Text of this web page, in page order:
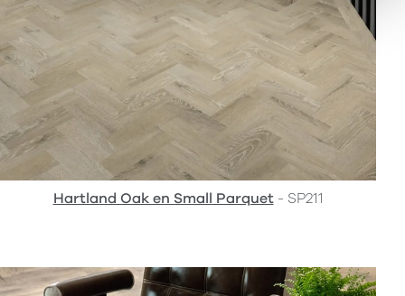
Hartland Oak en Small Parquet- SP211